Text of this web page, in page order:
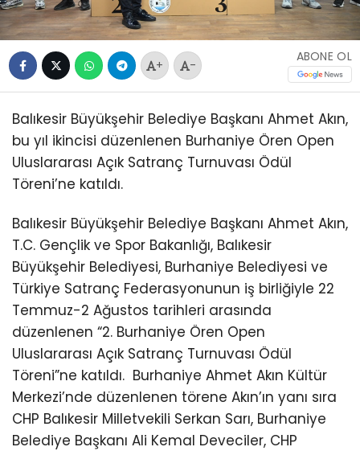
+ -
ABONE OL
Balıkesir Büyükşehir Belediye Başkanı Ahmet Akın,
bu yıl ikincisi düzenlenen Burhaniye Ören Open
Uluslararası Açık Satranç Turnuvası Ödül
Töreni’ne katıldı.
Balıkesir Büyükşehir Belediye Başkanı Ahmet Akın,
T.C. Gençlik ve Spor Bakanlığı, Balıkesir
Büyükşehir Belediyesi, Burhaniye Belediyesi ve
Türkiye Satranç Federasyonunun iş birliğiyle 22
Temmuz-2 Ağustos tarihleri arasında
düzenlenen “2. Burhaniye Ören Open
Uluslararası Açık Satranç Turnuvası Ödül
Töreni”ne katıldı. Burhaniye Ahmet Akın Kültür
Merkezi’nde düzenlenen törene Akın’ın yanı sıra
CHP Balıkesir Milletvekili Serkan Sarı, Burhaniye
Belediye Başkanı Ali Kemal Deveciler, CHP